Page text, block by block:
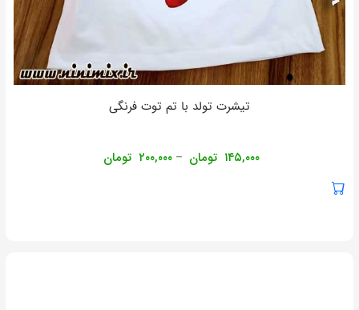
تیشرت تولد با تم توت فرنگی
۱۴۵,۰۰۰ تومان – ۲۰۰,۰۰۰ تومان